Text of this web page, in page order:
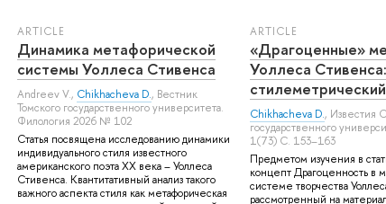
ARTICLE
Динамика метафорической
системы Уоллеса Стивенса
Andreev V., Chikhacheva D., Вестник
Томского государственного университета.
Филология 2026 № 102
Статья посвящена исследованию динамики
индивидуального стиля известного
американского поэта XX века – Уоллеса
Стивенса. Квантитативный анализ такого
важного аспекта стиля как метафорическая
ARTICLE
«Драгоценные»
Уоллеса Стивенса:
Chikhacheva D., Известия
государственного
1(73) С. 153–163
Предметом изучения в
концепт Драгоценность в
системе творчества
рассмотренный на